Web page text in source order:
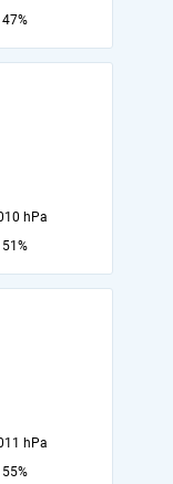
47%
hPa
51%
hPa
55%